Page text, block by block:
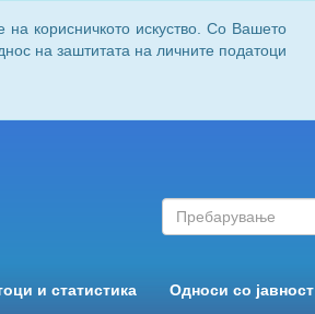
корисничкото искуство. Со Вашето
на заштитата на личните податоци
и статистика
Односи со јавност